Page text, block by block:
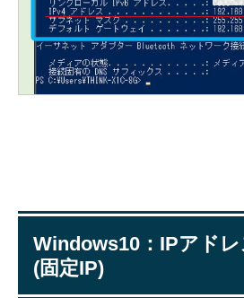
Windows10：IPアド
(固定IP)